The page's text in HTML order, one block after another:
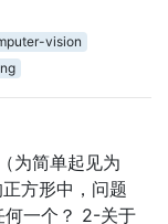
vision
为简单起见为
方形中，问题
何一个？ 2-关于